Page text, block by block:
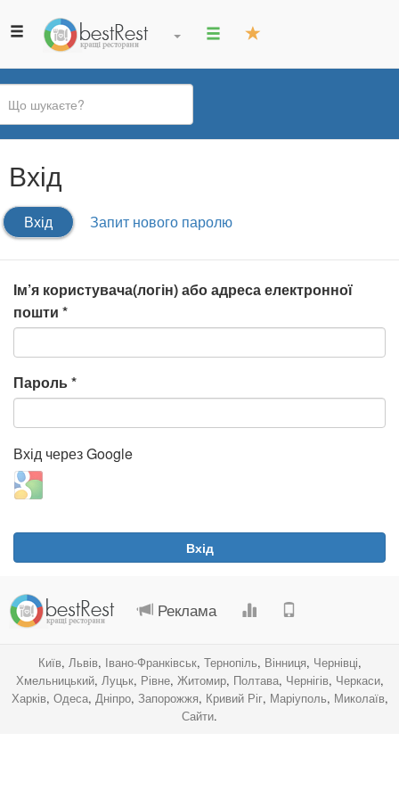
Ви
є
тут
Вхід
Первинні
вкладки
Вхід (активна
вкладка)
Запит нового паролю
Ім’я користувача(логін) або адреса електронної
пошти *
Пароль*
Вхід через Google
Login
with
Вхід
Реклама
Київ, Львів, Івано-Франківськ, Тернопіль, Вінниця, Чернівці,
Хмельницький, Луцьк, Рівне, Житомир, Полтава, Чернігів, Черкаси,
Харків, Одеса, Дніпро, Запорожжя, Кривий Ріг, Маріуполь, Миколаїв,
Сайти.